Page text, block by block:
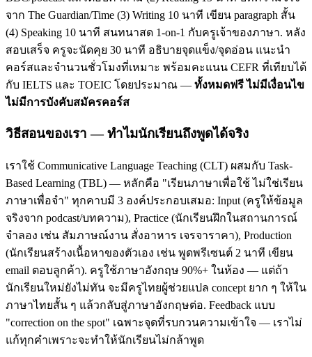
จาก The Guardian/Time (3) Writing 10 นาที เขียน paragraph สั้น
(4) Speaking 10 นาที สนทนาสด 1-on-1 กับครูเจ้าของภาษา. หลัง
สอบเสร็จ ครูจะนัดคุย 30 นาที อธิบายจุดแข็ง/จุดอ่อน แนะนำ
คอร์สและจำนวนชั่วโมงที่เหมาะ พร้อมคะแนน CEFR ที่เทียบได้
กับ IELTS และ TOEIC โดยประมาณ — ทั้งหมดฟรี ไม่มีเงื่อนไข
ไม่มีการบังคับสมัครคอร์ส
วิธีสอนของเรา — ทำไมนักเรียนถึงพูดได้จริง
เราใช้ Communicative Language Teaching (CLT) ผสมกับ Task-
Based Learning (TBL) — หลักคือ "เรียนภาษาเพื่อใช้ ไม่ใช่เรียน
ภาษาเพื่อจำ" ทุกคาบมี 3 องค์ประกอบเสมอ: Input (ครูให้ข้อมูล
จริงจาก podcast/บทความ), Practice (นักเรียนฝึกในสถานการณ์
จำลอง เช่น สัมภาษณ์งาน สั่งอาหาร เจรจาราคา), Production
(นักเรียนสร้างเนื้อหาของตัวเอง เช่น พูดพรีเซนต์ 2 นาที เขียน
email ตอบลูกค้า). ครูใช้ภาษาอังกฤษ 90%+ ในห้อง — แต่ถ้า
นักเรียนใหม่ยังไม่ทัน จะมีครูไทยผู้ช่วยแปล concept ยาก ๆ ให้ใน
ภาษาไทยสั้น ๆ แล้วกลับสู่ภาษาอังกฤษต่อ. Feedback แบบ
"correction on the spot" เฉพาะจุดที่รบกวนความเข้าใจ — เราไม่
แก้ทุกคำเพราะจะทำให้นักเรียนไม่กล้าพูด